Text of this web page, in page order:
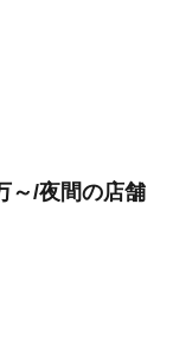
～/夜間の店舗